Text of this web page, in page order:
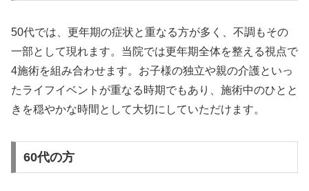
50代では、更年期の症状と重なる方が多く、不調もその
一部として現れます。当院では更年期全体を整える視点で
4施術を組み合わせます。お子様の独立や親の介護といっ
たライフイベントが重なる時期でもあり、施術中のひとと
きを穏やかな時間として大切にしていただけます。
60代の方